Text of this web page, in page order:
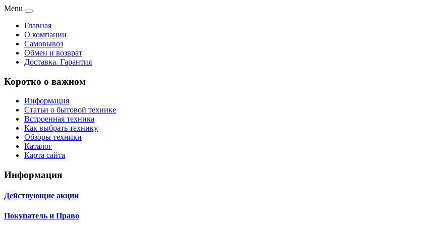
Menu
Главная
О компании
Самовывоз
Обмен и возврат
Доставка. Гарантия
Коротко о важном
Информация
Статьи о бытовой технике
Встроенная техника
Как выбрать технику
Обзоры техники
Каталог
Карта сайта
Информация
Действующие акции
Покупатель и Право